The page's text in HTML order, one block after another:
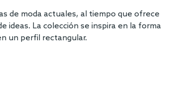
de moda actuales, al tiempo que ofrece
ideas. La colección se inspira en la forma
un perfil rectangular.